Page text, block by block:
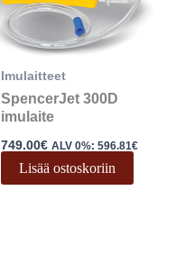
Imulaitteet
SpencerJet 300D
imulaite
749.00€ ALV 0%:596.81€
Lisää ostoskoriin